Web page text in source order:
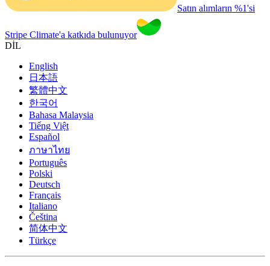
Satın alımların %1'si
Stripe Climate'a katkıda bulunuyor
DİL
English
日本語
繁體中文
한국어
Bahasa Malaysia
Tiếng Việt
Español
ภาษาไทย
Português
Polski
Deutsch
Français
Italiano
Čeština
简体中文
Türkçe